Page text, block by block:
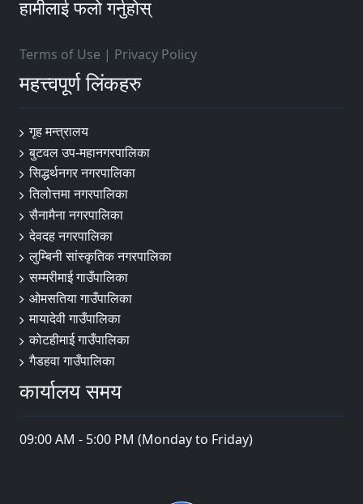
हामीलाई फलो गर्नुहोस्
Terms of Use | Privacy Policy
महत्त्वपूर्ण लिंकहरु
गृह मन्त्रालय
बुटवल उप-महानगरपालिका
सिद्धर्थनगर नगरपालिका
तिलोत्तमा नगरपालिका
सैनामैना नगरपालिका
देवदह नगरपालिका
लुम्बिनी सांस्कृतिक नगरपालिका
सम्मरीमाई गाउँपालिका
ओमसतिया गाउँपालिका
मायादेवी गाउँपालिका
कोटहीमाई गाउँपालिका
गैडहवा गाउँपालिका
कार्यालय समय
09:00 AM - 5:00 PM (Monday to Friday)